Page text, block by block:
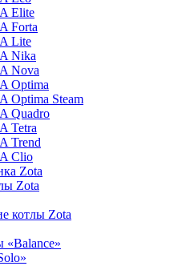
Elite
Forta
Lite
Nika
Nova
Optima
Optima Steam
Quadro
Tetra
Trend
Clio
Zota
Zota
котлы Zota
«Balance»